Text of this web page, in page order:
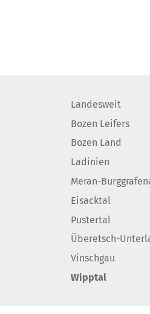
Landesweit
Bozen Leifers
Bozen Land
Ladinien
Meran-
Eisacktal
Pustertal
Überetsch-
Vinschgau
Wipptal